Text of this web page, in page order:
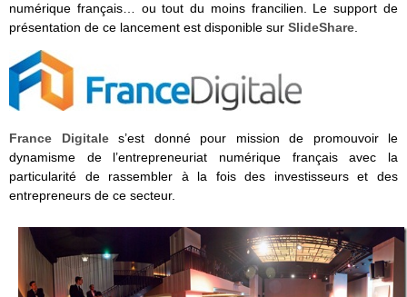
numérique français… ou tout du moins francilien. Le support de
présentation de ce lancement est disponible sur SlideShare
France Digitales’est donné pour mission de promouvoir le
dynamisme de l’entrepreneuriat numérique français avec la
particularité de rassembler à la fois des investisseurs et des
entrepreneurs de ce secteur.